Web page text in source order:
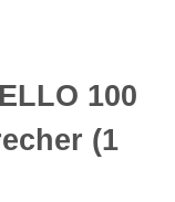
100
(1